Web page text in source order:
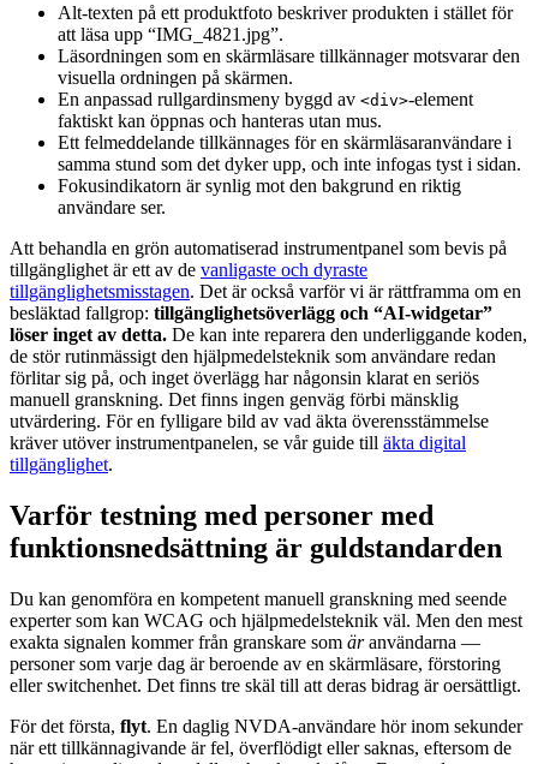
Alt-texten på ett produktfoto beskriver produkten i stället för
att läsa upp “IMG_4821.jpg”.
Läsordningen som en skärmläsare tillkännager motsvarar den
visuella ordningen på skärmen.
En anpassad rullgardinsmeny byggd av <div>-element
faktiskt kan öppnas och hanteras utan mus.
Ett felmeddelande tillkännages för en skärmläsaranvändare i
samma stund som det dyker upp, och inte infogas tyst i sidan.
Fokusindikatorn är synlig mot den bakgrund en riktig
användare ser.
Att behandla en grön automatiserad instrumentpanel som bevis på
tillgänglighet är ett av de vanligaste och dyraste
tillgänglighetsmisstagen. Det är också varför vi är rättframma om en
besläktad fallgrop: tillgänglighetsöverlägg och “AI-widgetar”
löser inget av detta. De kan inte reparera den underliggande koden,
de stör rutinmässigt den hjälpmedelsteknik som användare redan
förlitar sig på, och inget överlägg har någonsin klarat en seriös
manuell granskning. Det finns ingen genväg förbi mänsklig
utvärdering. För en fylligare bild av vad äkta överensstämmelse
kräver utöver instrumentpanelen, se vår guide till äkta digital
tillgänglighet.
Varför testning med personer med
funktionsnedsättning är guldstandarden
Du kan genomföra en kompetent manuell granskning med seende
experter som kan WCAG och hjälpmedelsteknik väl. Men den mest
exakta signalen kommer från granskare som äranvändarna —
personer som varje dag är beroende av en skärmläsare, förstoring
eller switchenhet. Det finns tre skäl till att deras bidrag är oersättligt.
För det första, flyt. En daglig NVDA-användare hör inom sekunder
när ett tillkännagivande är fel, överflödigt eller saknas, eftersom de